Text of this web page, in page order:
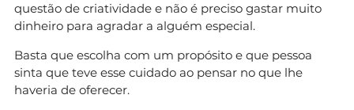
questão de criatividade e não é preciso gastar muito
dinheiro para agradar a alguém especial.
Basta que escolha com um propósito e que pessoa
sinta que teve esse cuidado ao pensar no que lhe
haveria de oferecer.